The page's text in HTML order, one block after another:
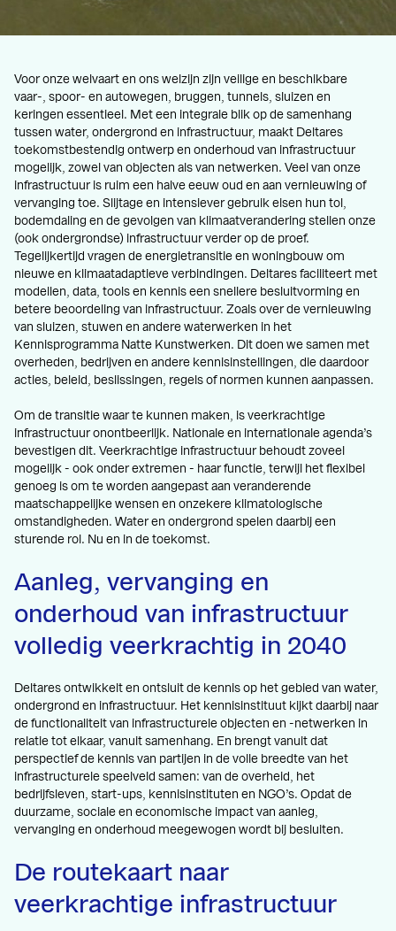
Voor onze welvaart en ons welzijn zijn veilige en beschikbare
vaar-, spoor- en autowegen, bruggen, tunnels, sluizen en
keringen essentieel. Met een integrale blik op de samenhang
tussen water, ondergrond en infrastructuur, maakt Deltares
toekomstbestendig ontwerp en onderhoud van infrastructuur
mogelijk, zowel van objecten als van netwerken. Veel van onze
infrastructuur is ruim een halve eeuw oud en aan vernieuwing of
vervanging toe. Slijtage en intensiever gebruik eisen hun tol,
bodemdaling en de gevolgen van klimaatverandering stellen onze
(ook ondergrondse) infrastructuur verder op de proef.
Tegelijkertijd vragen de energietransitie en woningbouw om
nieuwe en klimaatadaptieve verbindingen. Deltares faciliteert met
modellen, data, tools en kennis een snellere besluitvorming en
betere beoordeling van infrastructuur. Zoals over de vernieuwing
van sluizen, stuwen en andere waterwerken in het
Kennisprogramma Natte Kunstwerken. Dit doen we samen met
overheden, bedrijven en andere kennisinstellingen, die daardoor
acties, beleid, beslissingen, regels of normen kunnen aanpassen.
Om de transitie waar te kunnen maken, is veerkrachtige
infrastructuur onontbeerlijk. Nationale en internationale agenda’s
bevestigen dit. Veerkrachtige infrastructuur behoudt zoveel
mogelijk - ook onder extremen - haar functie, terwijl het flexibel
genoeg is om te worden aangepast aan veranderende
maatschappelijke wensen en onzekere klimatologische
omstandigheden. Water en ondergrond spelen daarbij een
sturende rol. Nu en in de toekomst.
Aanleg, vervanging en
onderhoud van infrastructuur
volledig veerkrachtig in 2040
Deltares ontwikkelt en ontsluit de kennis op het gebied van water,
ondergrond en infrastructuur. Het kennisinstituut kijkt daarbij naar
de functionaliteit van infrastructurele objecten en -netwerken in
relatie tot elkaar, vanuit samenhang. En brengt vanuit dat
perspectief de kennis van partijen in de volle breedte van het
infrastructurele speelveld samen: van de overheid, het
bedrijfsleven, start-ups, kennisinstituten en NGO’s. Opdat de
duurzame, sociale en economische impact van aanleg,
vervanging en onderhoud meegewogen wordt bij besluiten.
De routekaart naar
veerkrachtige infrastructuur